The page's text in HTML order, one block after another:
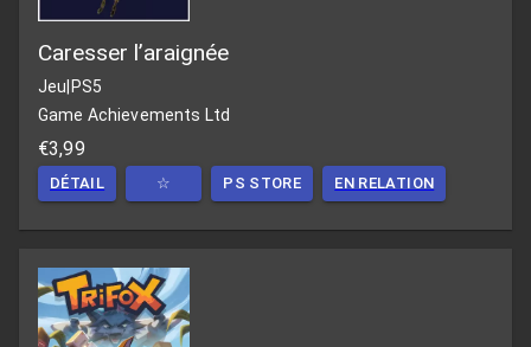
Caresser l’araignée
Jeu|PS5
Game Achievements Ltd
€3,99
DÉTAIL ☆ PS STORE EN RELATION